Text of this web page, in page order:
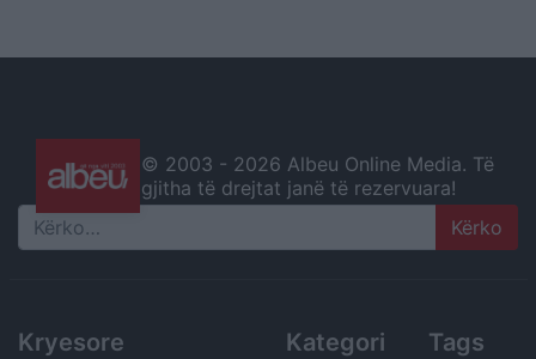
© 2003 - 2026 Albeu Online Media. Të
gjitha të drejtat janë të rezervuara!
Search
Kryesore Kategori Tags